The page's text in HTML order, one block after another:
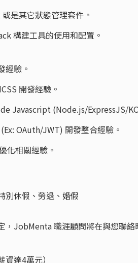
是其它狀態管理套件。
構建工具的使用和配置。
經驗。
開發經驗。
Javascript (Node.js/ExpressJS/
OAuth/JWT) 開發整合經驗。
化相關經驗。
別休假、勞退、婚假
，JobMenta 職涯顧問將在與您聯絡
達4萬元）